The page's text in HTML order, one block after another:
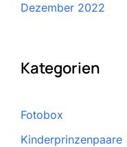
Dezember 2022
Kategorien
Fotobox
Kinderprinzenpaare